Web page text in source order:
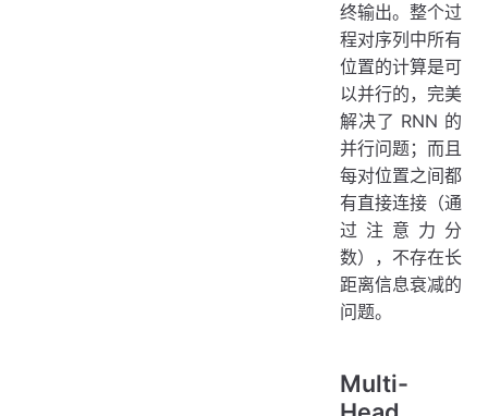
终输出。整个过
程对序列中所有
位置的计算是可
以并行的，完美
解决了 RNN 的
并行问题；而且
每对位置之间都
有直接连接（通
过注意力分
数），不存在长
距离信息衰减的
问题。
Multi-